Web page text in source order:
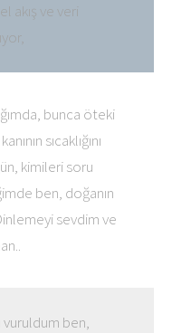
akış ve veri
bunca öteki
sıcaklığını
kimileri soru
ben, doğanın
sevdim ve
vuruldum ben,